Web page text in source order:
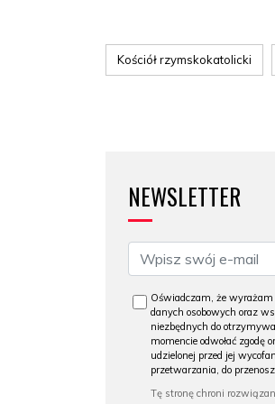
Kościół rzymskokatolicki
NEWSLETTER
Oświadczam, że
danych osobowych oraz
niezbędnych do
momencie odwołać zgodę
udzielonej przed jej
przetwarzania, do